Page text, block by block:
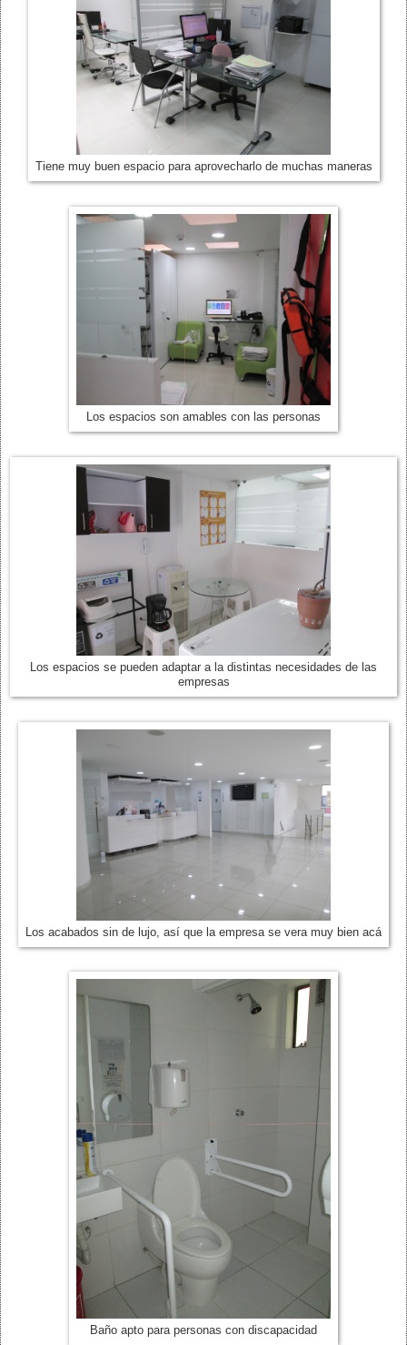
Tiene muy buen espacio para aprovecharlo de muchas maneras
Los espacios son amables con las personas
Los espacios se pueden adaptar a la distintas necesidades de las
empresas
Los acabados sin de lujo, así que la empresa se vera muy bien acá
Baño apto para personas con discapacidad